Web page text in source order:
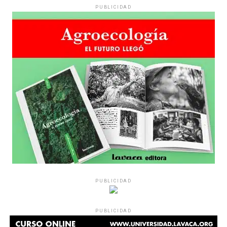
Década perdida: Marta Montero,
Hay varios hombres presentes: padres con sus hijas,
grupos de amigos, novios. «Con los pares que no tienen
sensibilidad al tema, la conversación se vuelve muy
estratégica, hay que evitar el choque frontal. Mi método
es a través del interrogante, que puedan encarnar la
pregunta», comparte Gonzalo, de 41 años.
PUBLICIDAD
PUBLICIDAD
PUBLICIDAD